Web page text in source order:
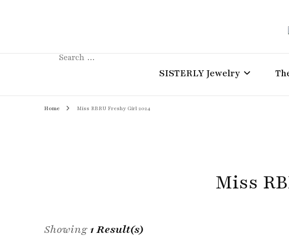
Search
Positive
SISTERLY Jewelry
Home Miss RBRU Freshy Girl 2024
Miss
Showing 1 Result(s)